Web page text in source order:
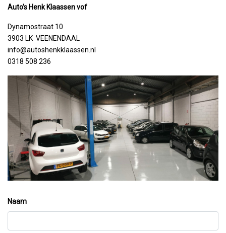
Auto’s Henk Klaassen vof
Dynamostraat 10
3903 LK VEENENDAAL
info@autoshenkklaassen.nl
0318 508 236
Naam